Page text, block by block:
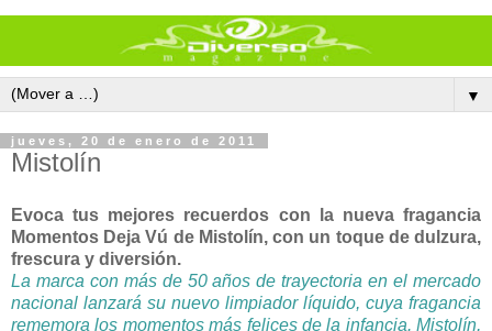
▼
jueves, 20 de enero de 2011
Mistolín
Evoca tus mejores recuerdos con la nueva fragancia
Momentos Deja Vú de Mistolín, con un toque de dulzura,
frescura y diversión.
La marca con más de 50 años de trayectoria en el mercado
nacional lanzará su nuevo limpiador líquido, cuya fragancia
rememora los momentos más felices de la infancia. Mistolín,